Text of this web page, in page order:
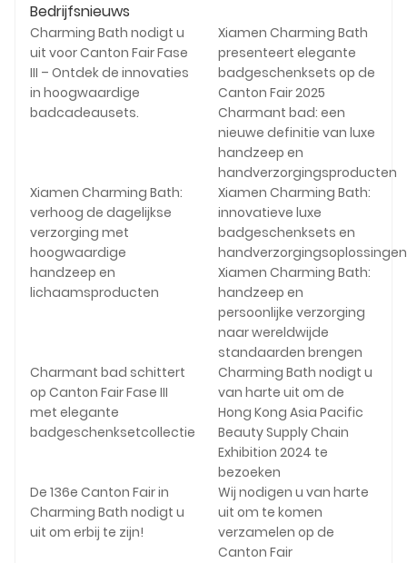
Bedrijfsnieuws
Charming Bath nodigt u
uit voor Canton Fair Fase
III – Ontdek de innovaties
in hoogwaardige
badcadeausets.
Xiamen Charming Bath
presenteert elegante
badgeschenksets op de
Canton Fair 2025
Charmant bad: een
nieuwe definitie van luxe
handzeep en
handverzorgingsproducten
Xiamen Charming Bath:
verhoog de dagelijkse
verzorging met
hoogwaardige
handzeep en
lichaamsproducten
Xiamen Charming Bath:
innovatieve luxe
badgeschenksets en
handverzorgingsoplossingen
Xiamen Charming Bath:
handzeep en
persoonlijke verzorging
naar wereldwijde
standaarden brengen
Charmant bad schittert
op Canton Fair Fase III
met elegante
badgeschenksetcollectie
Charming Bath nodigt u
van harte uit om de
Hong Kong Asia Pacific
Beauty Supply Chain
Exhibition 2024 te
bezoeken
De 136e Canton Fair in
Charming Bath nodigt u
uit om erbij te zijn!
Wij nodigen u van harte
uit om te komen
verzamelen op de
Canton Fair